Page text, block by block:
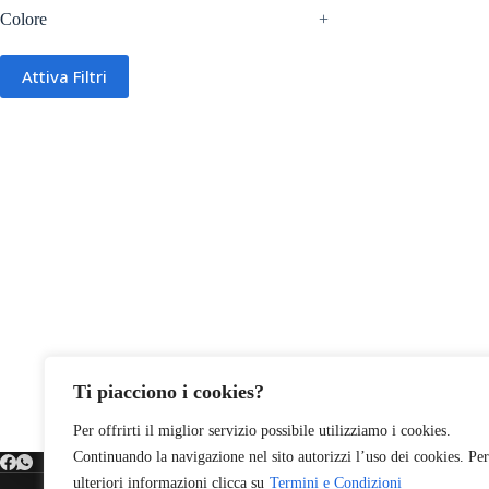
Ti piacciono i cookies?
Per offrirti il miglior servizio possibile utilizziamo i cookies.
Continuando la navigazione nel sito autorizzi l’uso dei cookies. Per
ulteriori informazioni clicca su Termini e Condizioni
Colore +
Attiva Filtri